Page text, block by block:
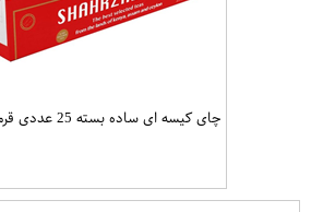
چای کیسه ای ساده بسته 25 عددی قرمز برند : شهرزاد